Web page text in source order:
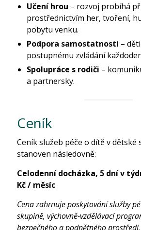
Učení hrou – rozvoj probíhá
prostřednictvím her, tvoření,
pobytu venku.
Podpora samostatnosti –
postupnému zvládání
Spolupráce s rodiči –
a partnersky.
Ceník
Ceník služeb péče o dítě v dětské
stanoven následovně:
Celodenní docházka, 5 dní
Kč / měsíc
Cena zahrnuje poskytování služby
skupině, výchovně-vzdělávací
bezpečného a podnětného prostředí.